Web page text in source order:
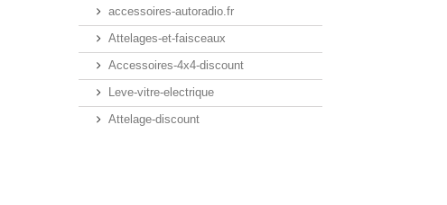
accessoires-autoradio.fr
Attelages-et-faisceaux
Accessoires-4x4-discount
Leve-vitre-electrique
Attelage-discount